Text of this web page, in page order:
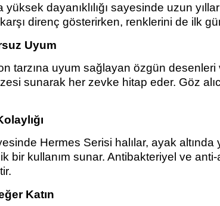
dayanıklılığı sayesinde uzun
direnç gösterirken, renklerini de ilk
Uyum
tarzına uyum sağlayan özgün
sunarak her zevke hitap eder. Göz
Hermes Serisi halılar, ayak
bir kullanım sunar. Antibakteriyel ve
Katın